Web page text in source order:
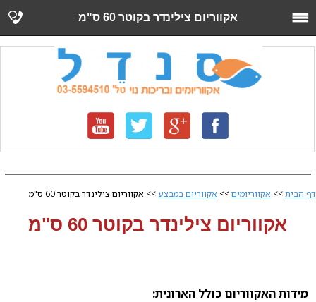
אקווריום צילינדר בקוטר 60 ס"מ
דף הבית>> אקווריומים>> אקווריום במבצע >> אקווריום צילינדר בקוטר 60 ס"מ
אקווריום צילינדר בקוטר 60 ס"מ
מידות האקווריום כולל הארונית: